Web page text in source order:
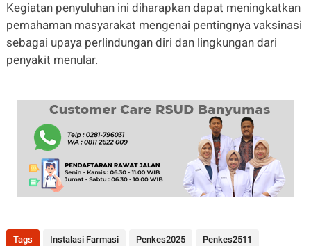
Kegiatan penyuluhan ini diharapkan dapat meningkatkan
pemahaman masyarakat mengenai pentingnya vaksinasi
sebagai upaya perlindungan diri dan lingkungan dari
penyakit menular.
Tags Instalasi Farmasi Penkes2025 Penkes2511